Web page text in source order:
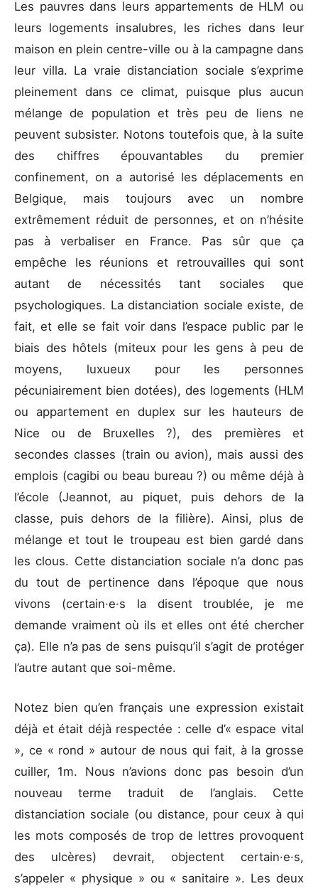
Les pauvres dans leurs appartements de HLM ou
leurs logements insalubres, les riches dans leur
maison en plein centre-ville ou à la campagne dans
leur villa. La vraie distanciation sociale s’exprime
pleinement dans ce climat, puisque plus aucun
mélange de population et très peu de liens ne
peuvent subsister. Notons toutefois que, à la suite
des chiffres épouvantables du premier
confinement, on a autorisé les déplacements en
Belgique, mais toujours avec un nombre
extrêmement réduit de personnes, et on n’hésite
pas à verbaliser en France. Pas sûr que ça
empêche les réunions et retrouvailles qui sont
autant de nécessités tant sociales que
psychologiques. La distanciation sociale existe, de
fait, et elle se fait voir dans l’espace public par le
biais des hôtels (miteux pour les gens à peu de
moyens, luxueux pour les personnes
pécuniairement bien dotées), des logements (HLM
ou appartement en duplex sur les hauteurs de
Nice ou de Bruxelles ?), des premières et
secondes classes (train ou avion), mais aussi des
emplois (cagibi ou beau bureau ?) ou même déjà à
l’école (Jeannot, au piquet, puis dehors de la
classe, puis dehors de la filière). Ainsi, plus de
mélange et tout le troupeau est bien gardé dans
les clous. Cette distanciation sociale n’a donc pas
du tout de pertinence dans l’époque que nous
vivons (certain·e·s la disent troublée, je me
demande vraiment où ils et elles ont été chercher
ça). Elle n’a pas de sens puisqu’il s’agit de protéger
l’autre autant que soi-même.
Notez bien qu’en français une expression existait
déjà et était déjà respectée : celle d’« espace vital
», ce « rond » autour de nous qui fait, à la grosse
cuiller, 1m. Nous n’avions donc pas besoin d’un
nouveau terme traduit de l’anglais. Cette
distanciation sociale (ou distance, pour ceux à qui
les mots composés de trop de lettres provoquent
des ulcères) devrait, objectent certain·e·s,
s’appeler « physique » ou « sanitaire ». Les deux